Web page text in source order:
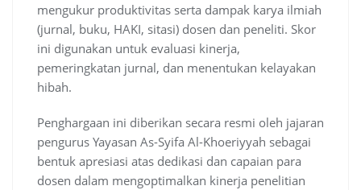
mengukur produktivitas serta dampak karya ilmiah
(jurnal, buku, HAKI, sitasi) dosen dan peneliti. Skor
ini digunakan untuk evaluasi kinerja,
pemeringkatan jurnal, dan menentukan kelayakan
hibah.
Penghargaan ini diberikan secara resmi oleh jajaran
pengurus Yayasan As-Syifa Al-Khoeriyyah sebagai
bentuk apresiasi atas dedikasi dan capaian para
dosen dalam mengoptimalkan kinerja penelitian